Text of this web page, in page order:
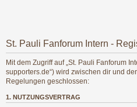
St. Pauli Fanforum Intern -
Mit dem Zugriff auf „St. Pauli Fanforum
supporters.de“) wird zwischen dir und
Regelungen geschlossen:
1. NUTZUNGSVERTRAG